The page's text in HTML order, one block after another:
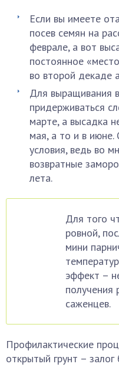
Если вы имеете
посев семян на
феврале, а вот
постоянное
во второй декаде
Для выращивания
придерживаться
марте, а высадка
мая, а то и в июне.
условия, ведь во
возвратные
лета.
Для того
ровной,
мини
эффект –
получения
саженцев.
Профилактические
открытый грунт –